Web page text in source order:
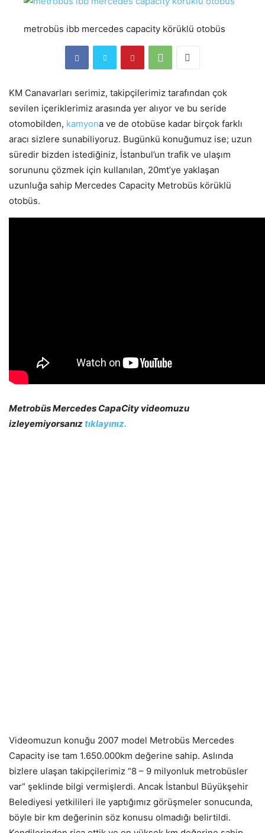
metrobüs ibb mercedes capacity körüklü otobüs
KM Canavarları serimiz, takipçilerimiz tarafından çok
sevilen içeriklerimiz arasında yer alıyor ve bu seride
otomobilden, kamyona ve de otobüse kadar birçok farklı
aracı sizlere sunabiliyoruz. Bugünkü konuğumuz ise; uzun
süredir bizden istediğiniz, İstanbul’un trafik ve ulaşım
sorununu çözmek için kullanılan, 20mt’ye yaklaşan
uzunluğa sahip Mercedes Capacity Metrobüs körüklü
otobüs.
Metrobüs Mercedes CapaCity videomuzu
izleyemiyorsanız tıklayınız.
Videomuzun konuğu 2007 model Metrobüs Mercedes
Capacity ise tam 1.650.000km değerine sahip. Aslında
bizlere ulaşan takipçilerimiz “8 – 9 milyonluk metrobüsler
var” şeklinde bilgi vermişlerdi. Ancak İstanbul Büyükşehir
Belediyesi yetkilileri ile yaptığımız görüşmeler sonucunda,
böyle bir km değerinin söz konusu olmadığı belirtildi.